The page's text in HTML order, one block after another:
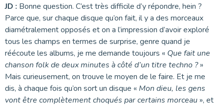
JD : Bonne question. C’est très difficile d’y répondre, hein ?
Parce que, sur chaque disque qu’on fait, il y a des morceaux
diamétralement opposés et on a l’impression d’avoir exploré
tous les champs en termes de surprise, genre quand je
réécoute les albums, je me demande toujours « Que fait une
chanson folk de deux minutes à côté d’un titre techno ?»
Mais curieusement, on trouve le moyen de le faire. Et je me
dis, à chaque fois qu’on sort un disque « Mon dieu, les gens
vont être complètement choqués par certains morceau », et